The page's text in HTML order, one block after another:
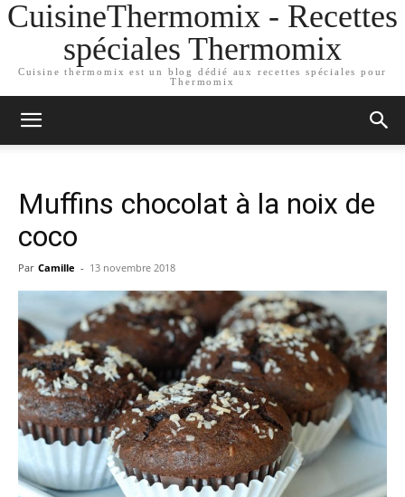
CuisineThermomix - Recettes
spéciales Thermomix
Cuisine thermomix est un blog dédié aux recettes spéciales pour
Thermomix
Muffins chocolat à la noix de
coco
Par Camille - 13 novembre 2018